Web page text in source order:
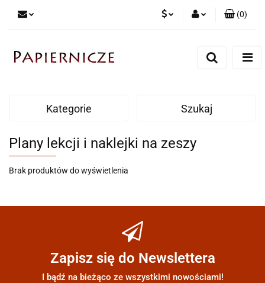
(0)
Kategorie Szukaj
Plany lekcji i naklejki na zeszy
Brak produktów do wyświetlenia
Zapisz się do Newslettera
I bądź na bieżąco ze wszystkimi nowościami!